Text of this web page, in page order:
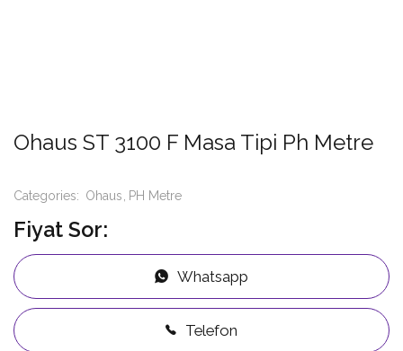
Ohaus ST 3100 F Masa Tipi Ph Metre
Categories: Ohaus PH Metre
Fiyat Sor:
Whatsapp
Telefon